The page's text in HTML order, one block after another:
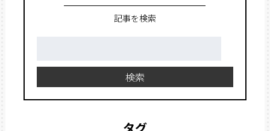
記事を検索
検索